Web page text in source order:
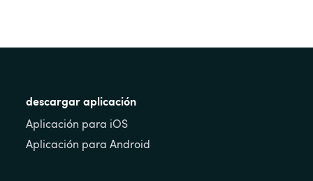
descargar aplicación
Aplicación para iOS
Aplicación para Android